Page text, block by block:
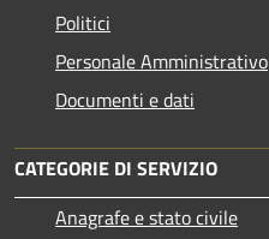
Politici
Personale Amministrativo
Documenti e dati
CATEGORIE DI SERVIZIO
Anagrafe e stato civile